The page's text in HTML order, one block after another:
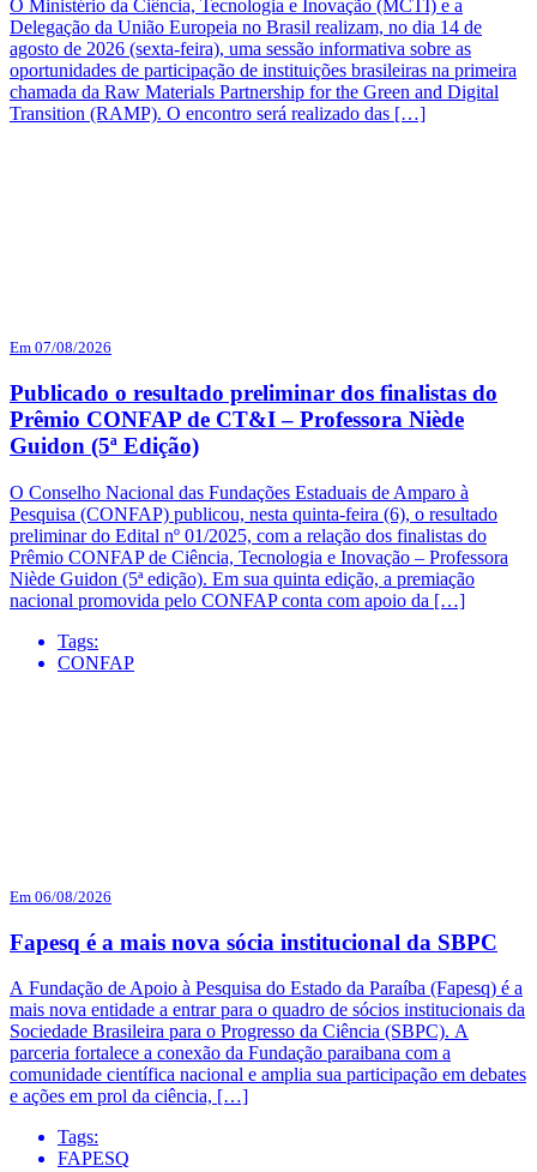
O Ministério da Ciência, Tecnologia e Inovação (MCTI) e a
Delegação da União Europeia no Brasil realizam, no dia 14 de
agosto de 2026 (sexta-feira), uma sessão informativa sobre as
oportunidades de participação de instituições brasileiras na primeira
chamada da Raw Materials Partnership for the Green and Digital
Transition (RAMP). O encontro será realizado das […]
Em 07/08/2026
Publicado o resultado preliminar dos finalistas do
Prêmio CONFAP de CT&I – Professora Niède
Guidon (5ª Edição)
O Conselho Nacional das Fundações Estaduais de Amparo à
Pesquisa (CONFAP) publicou, nesta quinta-feira (6), o resultado
preliminar do Edital nº 01/2025, com a relação dos finalistas do
Prêmio CONFAP de Ciência, Tecnologia e Inovação – Professora
Niède Guidon (5ª edição). Em sua quinta edição, a premiação
nacional promovida pelo CONFAP conta com apoio da […]
Tags:
CONFAP
Em 06/08/2026
Fapesq é a mais nova sócia institucional da SBPC
A Fundação de Apoio à Pesquisa do Estado da Paraíba (Fapesq) é a
mais nova entidade a entrar para o quadro de sócios institucionais da
Sociedade Brasileira para o Progresso da Ciência (SBPC). A
parceria fortalece a conexão da Fundação paraibana com a
comunidade científica nacional e amplia sua participação em debates
e ações em prol da ciência, […]
Tags:
FAPESQ